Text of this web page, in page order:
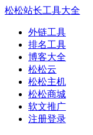
松松站长工具大全
外链工具
排名工具
博客大全
松松云
松松主机
松松商城
软文推广
注册登录